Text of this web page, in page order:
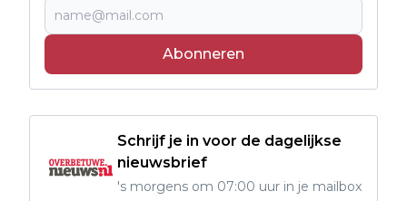
Abonneren
Schrijf je in voor de dagelijkse
nieuwsbrief
's morgens om 07:00 uur in je mailbox